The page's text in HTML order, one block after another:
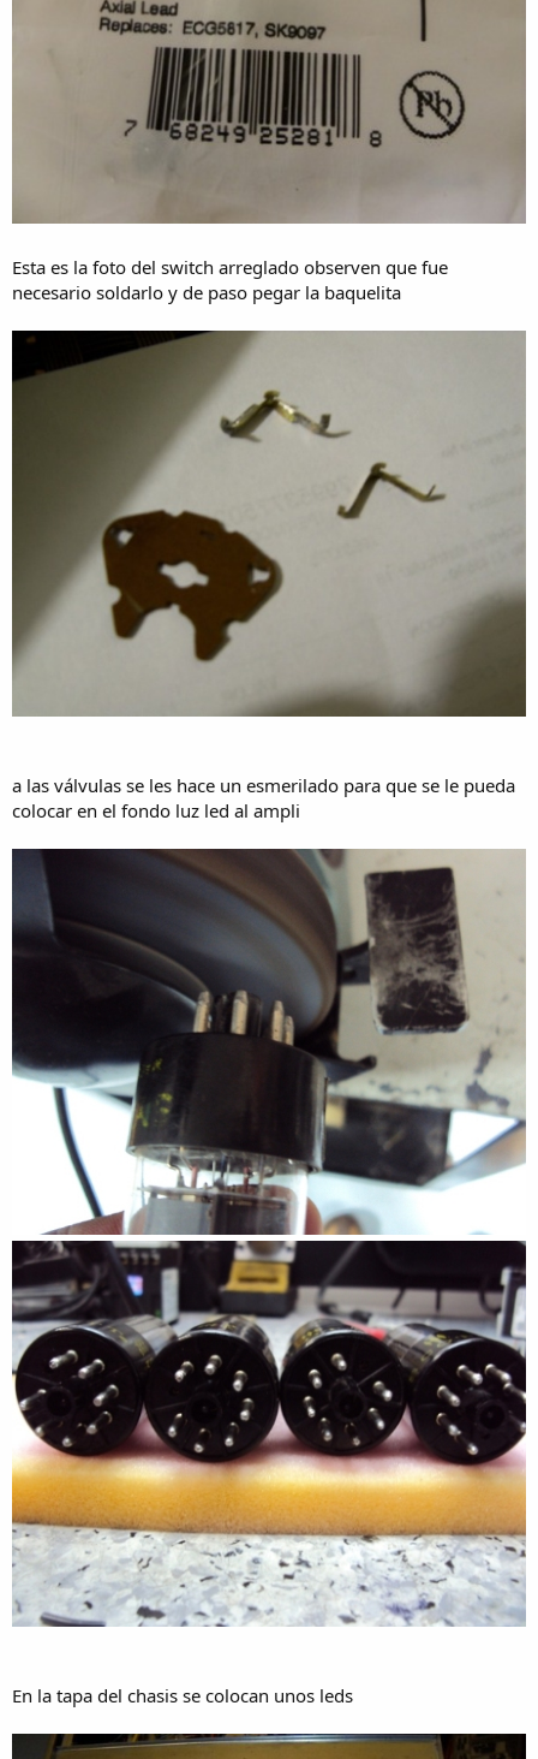
Esta es la foto del switch arreglado observen que fue
necesario soldarlo y de paso pegar la baquelita
a las válvulas se les hace un esmerilado para que se le pueda
colocar en el fondo luz led al ampli
En la tapa del chasis se colocan unos leds